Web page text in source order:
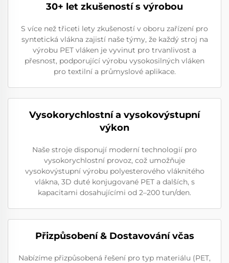
30+ let zkušeností s výrobou
S více než třiceti lety zkušeností v oboru zařízení pro
syntetická vlákna zajistí naše týmy, že každý stroj na
výrobu PET vláken je vyvinut pro trvanlivost a
přesnost, podporující výrobu vysokosilných vláken
pro textilní a průmyslové aplikace.
Vysokorychlostní a vysokovýstupní
výkon
Naše stroje disponují moderní technologií pro
vysokorychlostní provoz, což umožňuje
vysokovýstupní výrobu polyesterového vláknitého
vlákna, 3D duté konjugované PET a dalších, s
kapacitami dosahujícími od 2–200 tun/den.
Přizpůsobení & Dostavování včas
Nabízíme přizpůsobená řešení pro typ materiálu (PET,